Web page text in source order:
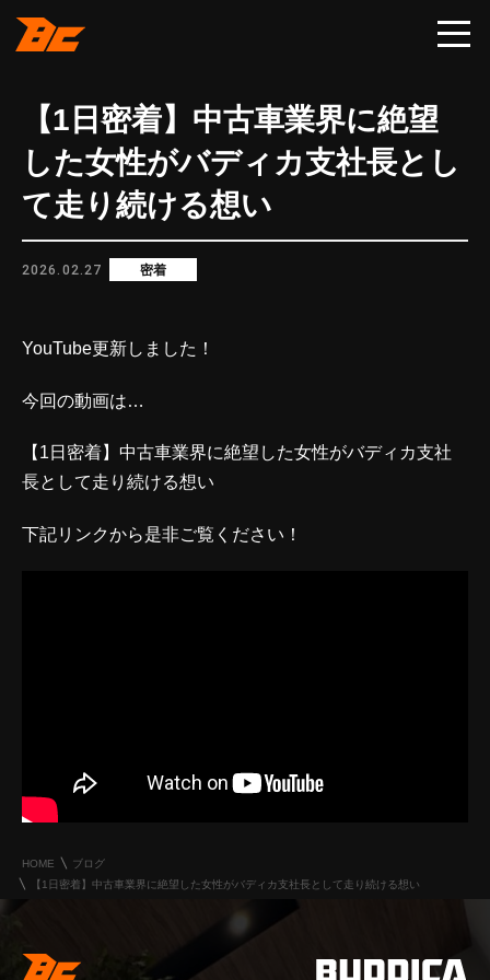
【1日密着】中古車業界に絶望
した女性がバディカ支社長とし
て走り続ける想い
2026.02.27 密着
YouTube更新しました！
今回の動画は…
【1日密着】中古車業界に絶望した女性がバディカ支社
長として走り続ける想い
下記リンクから是非ご覧ください！
HOME
ブログ
【1日密着】中古車業界に絶望した女性がバディカ支社長として走り続ける想い